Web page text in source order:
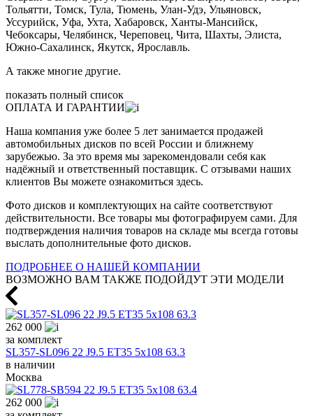
Тольятти, Томск, Тула, Тюмень, Улан-Удэ, Ульяновск,
Уссурийск, Уфа, Ухта, Хабаровск, Ханты-Мансийск,
Чебоксары, Челябинск, Череповец, Чита, Шахты, Элиста,
Южно-Сахалинск, Якутск, Ярославль.
А также многие другие.
показать полный список
ОПЛАТА И ГАРАНТИИ
Наша компания уже более 5 лет занимается продажей
автомобильных дисков по всей России и ближнему
зарубежью. За это время мы зарекомендовали себя как
надёжный и ответственный поставщик. С отзывами наших
клиентов Вы можете ознакомиться здесь.
Фото дисков и комплектующих на сайте соответствуют
действительности. Все товары мы фотографируем сами. Для
подтверждения наличия товаров на складе мы всегда готовы
выслать дополнительные фото дисков.
ПОДРОБНЕЕ О НАШЕЙ КОМПАНИИ
ВОЗМОЖНО ВАМ ТАКЖЕ ПОДОЙДУТ ЭТИ МОДЕЛИ
262 000
за комплект
SL357-SL096 22 J9.5 ET35 5x108 63.3
в наличии
Москва
262 000